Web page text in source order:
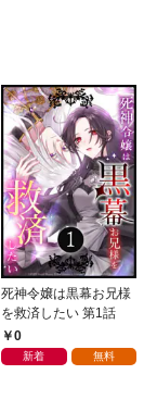
死神令嬢は黒幕お兄様
を救済したい 第1話
0
新着 無料